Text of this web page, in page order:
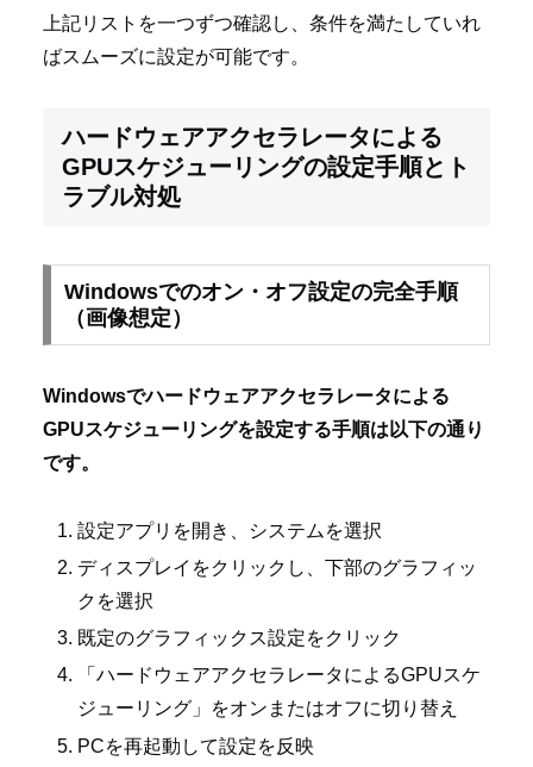
上記リストを一つずつ確認し、条件を満たしていれ
ばスムーズに設定が可能です。
ハードウェアアクセラレータによる
GPUスケジューリングの設定手順とト
ラブル対処
Windowsでのオン・オフ設定の完全手順
（画像想定）
Windowsでハードウェアアクセラレータによる
GPUスケジューリングを設定する手順は以下の通り
です。
設定アプリを開き、システムを選択
ディスプレイをクリックし、下部のグラフィッ
クを選択
既定のグラフィックス設定をクリック
「ハードウェアアクセラレータによるGPUスケ
ジューリング」をオンまたはオフに切り替え
PCを再起動して設定を反映